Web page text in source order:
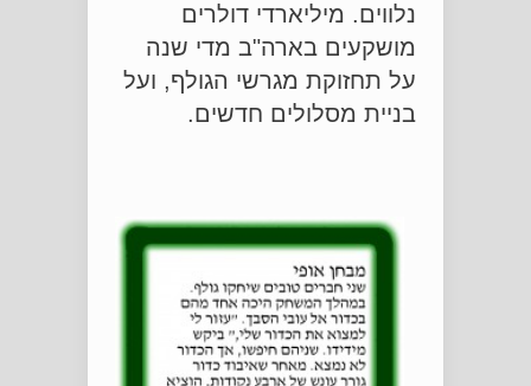
נלווים. מיליארדי דולרים
מושקעים בארה"ב מדי שנה
על תחזוקת מגרשי הגולף, ועל
בניית מסלולים חדשים.